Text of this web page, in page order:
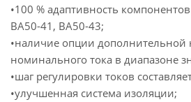
•100 % адаптивность
ВА50-41, ВА50-43;
•наличие опции
номинального тока в диапазоне
•шаг регулировки токов
•улучшенная система изоляции;